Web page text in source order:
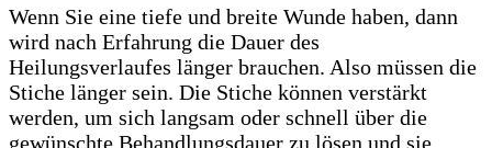
Wenn Sie eine tiefe und breite Wunde haben, dann
wird nach Erfahrung die Dauer des
Heilungsverlaufes länger brauchen. Also müssen die
Stiche länger sein. Die Stiche können verstärkt
werden, um sich langsam oder schnell über die
gewünschte Behandlungsdauer zu lösen und sie